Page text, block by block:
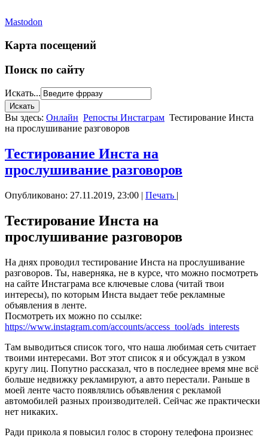
Mastodon
Карта посещений
Поиск по сайту
Искать...
Вы здесь: Онлайн Репосты Инстаграм Тестирование Инста
на прослушивание разговоров
Тестирование Инста на
прослушивание разговоров
Опубликовано: 27.11.2019, 23:00 | Печать |
Тестирование Инста на
прослушивание разговоров
На днях проводил тестирование Инста на прослушивание
разговоров. Ты, наверняка, не в курсе, что можно посмотреть
на сайте Инстаграма все ключевые слова (читай твои
интересы), по которым Инста выдает тебе рекламные
объявления в ленте.
Посмотреть их можно по ссылке:
https://www.instagram.com/accounts/access_tool/ads_interests
Там выводиться список того, что наша любимая сеть считает
твоими интересами. Вот этот список я и обсуждал в узком
кругу лиц. Попутно рассказал, что в последнее время мне всё
больше недвижку рекламируют, а авто перестали. Раньше в
моей ленте часто появлялись объявления с рекламой
автомобилей разных производителей. Сейчас же практически
нет никаких.
Ради прикола я повысил голос в сторону телефона произнес